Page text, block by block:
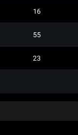
16
55
23